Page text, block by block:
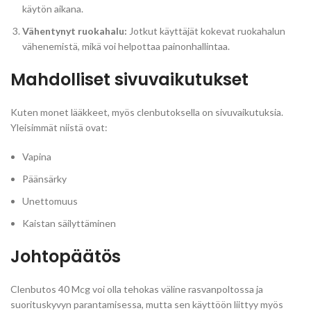
käytön aikana.
Vähentynyt ruokahalu: Jotkut käyttäjät kokevat ruokahalun
vähenemistä, mikä voi helpottaa painonhallintaa.
Mahdolliset sivuvaikutukset
Kuten monet lääkkeet, myös clenbutoksella on sivuvaikutuksia.
Yleisimmät niistä ovat:
Vapina
Päänsärky
Unettomuus
Kaistan säilyttäminen
Johtopäätös
Clenbutos 40 Mcg voi olla tehokas väline rasvanpoltossa ja
suorituskyvyn parantamisessa, mutta sen käyttöön liittyy myös